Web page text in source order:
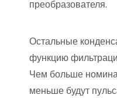
преобразователя.
Остальные
функцию
Чем больше
меньше будут